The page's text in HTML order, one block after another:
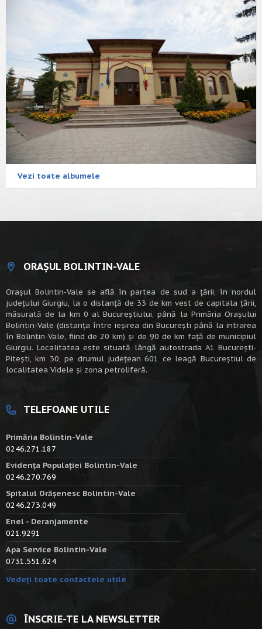
Vezi toate albumele
ORAȘUL BOLINTIN-VALE
Oraşul Bolintin-Vale se află în partea de sud a ţării, în nordul
judeţului Giurgiu, la o distanţă de 33 de km vest de capitala țării,
măsurată de la km 0 al Bucureștiului, până la Primăria Orașului
Bolintin-Vale (distanța între ieșirea din București până la intrarea
în Bolintin-Vale, fiind de 20 km) şi de 90 de km faţă de municipiul
Giurgiu. Localitatea este situată lângă autostrada A1 Bucureşti-
Piteşti, km 30, pe drumul judeţean 601 ce leagă Bucureştiul de
localitatea Videle şi zona petroliferă.
TELEFOANE UTILE
Primăria Bolintin-Vale
0246.271.187
Evidența Populației Bolintin-Vale
0246.270.769
Spitalul Orășenesc Bolintin-Vale
0246.273.049
Enel - Deranjamente
021.9291
Apa Service Bolintin-Vale
0731.551.624
Vedeți toate contactele utile
ÎNSCRIE-TE LA NEWSLETTER